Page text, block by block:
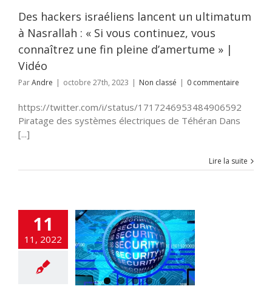
classé
Des hackers israéliens lancent un ultimatum
à Nasrallah : « Si vous continuez, vous
connaîtrez une fin pleine d’amertume » |
Vidéo
ParAndre | octobre 27th, 2023 | Non classé | 0 commentaire
https://twitter.com/i/status/1717246953484906592
Piratage des systèmes électriques de Téhéran Dans
[...]
Lire la suite
11
11, 2022
construire sa
?
ACTUALITES
HIGH TECH